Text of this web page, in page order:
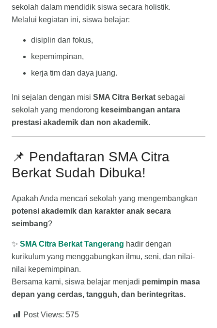
sekolah dalam mendidik siswa secara holistik.
Melalui kegiatan ini, siswa belajar:
disiplin dan fokus,
kepemimpinan,
kerja tim dan daya juang.
Ini sejalan dengan misi SMA Citra Berkat sebagai
sekolah yang mendorong keseimbangan antara
prestasi akademik dan non akademik.
📌 Pendaftaran SMA Citra
Berkat Sudah Dibuka!
Apakah Anda mencari sekolah yang mengembangkan
potensi akademik dan karakter anak secara
seimbang?
✨ SMA Citra Berkat Tangerang hadir dengan
kurikulum yang menggabungkan ilmu, seni, dan nilai-
nilai kepemimpinan.
Bersama kami, siswa belajar menjadi pemimpin masa
depan yang cerdas, tangguh, dan berintegritas.
Post Views: 575